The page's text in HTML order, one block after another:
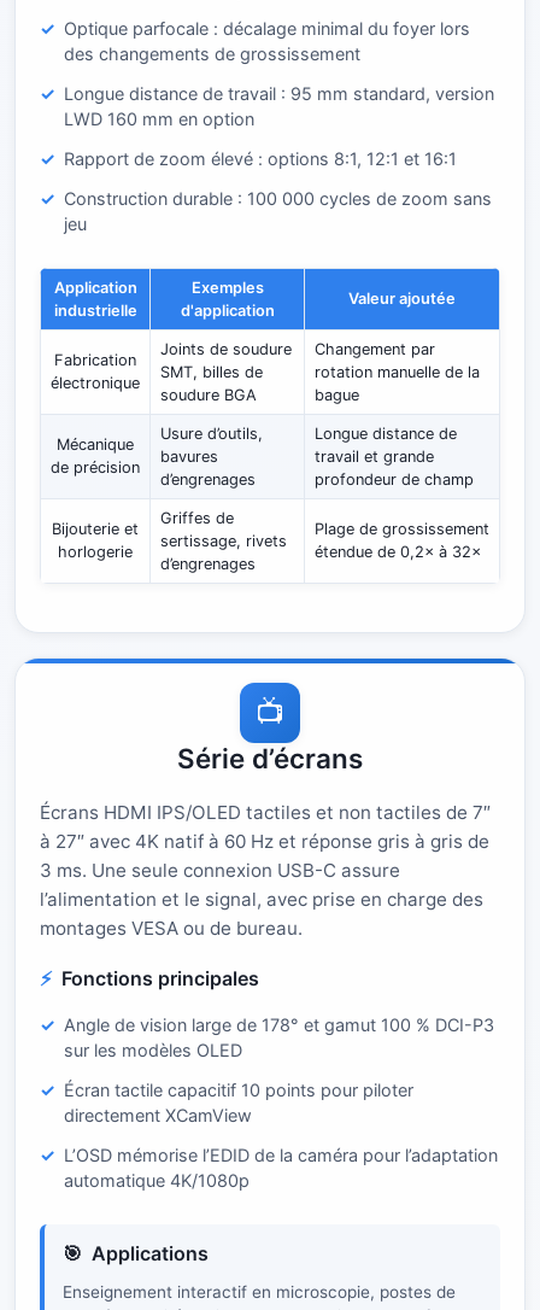
Optique parfocale : décalage minimal du foyer lors
des changements de grossissement
Longue distance de travail : 95 mm standard, version
LWD 160 mm en option
Rapport de zoom élevé : options 8:1, 12:1 et 16:1
Construction durable : 100 000 cycles de zoom sans
jeu
Application
industrielle
Exemples
d'application
Valeur ajoutée
Fabrication
électronique
Joints de soudure
SMT, billes de
soudure BGA
Changement par
rotation manuelle de la
bague
Mécanique
de précision
Usure d’outils,
bavures
d’engrenages
Longue distance de
travail et grande
profondeur de champ
Bijouterie et
horlogerie
Griffes de
sertissage, rivets
d’engrenages
Plage de grossissement
étendue de 0,2× à 32×
📺
Série d’écrans
Écrans HDMI IPS/OLED tactiles et non tactiles de 7″
à 27″ avec 4K natif à 60 Hz et réponse gris à gris de
3 ms. Une seule connexion USB-C assure
l’alimentation et le signal, avec prise en charge des
montages VESA ou de bureau.
Fonctions principales
Angle de vision large de 178° et gamut 100 % DCI-P3
sur les modèles OLED
Écran tactile capacitif 10 points pour piloter
directement XCamView
L’OSD mémorise l’EDID de la caméra pour l’adaptation
automatique 4K/1080p
Applications
Enseignement interactif en microscopie, postes de